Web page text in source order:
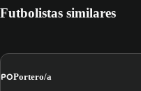
Futbolistas similares
POPortero/a